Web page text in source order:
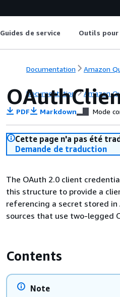
Guides de service Outils pour
Documentation Amazon
Documentation Amazon
PDF Markdown Mode
Cette page n'a pas été
Demande de traduction
The OAuth 2.0 client
this structure to provide a
referencing a secret stored
sources that use two-legged
Contents
Note